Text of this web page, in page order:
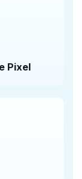
Pixel